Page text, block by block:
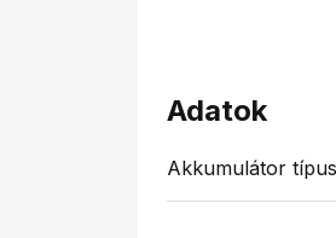
Adatok
Akkumulátor